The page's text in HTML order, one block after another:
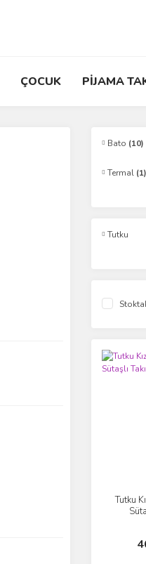
ÇOCUK PİJAMA
Bato (10)
Termal (1)
Tutku
Tutku